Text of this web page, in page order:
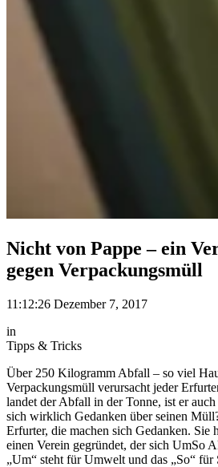
Nicht von Pappe – ein
gegen Verpackungsmüll
11:12:26 Dezember 7, 2017
in
Tipps & Tricks
Über 250 Kilogramm Abfall – so viel
Verpackungsmüll verursacht jeder
landet der Abfall in der Tonne, ist er
sich wirklich Gedanken über seinen
Erfurter, die machen sich Gedanken. Sie
einen Verein gegründet, der sich UmSo
„Um“ steht für Umwelt und das „So“ für